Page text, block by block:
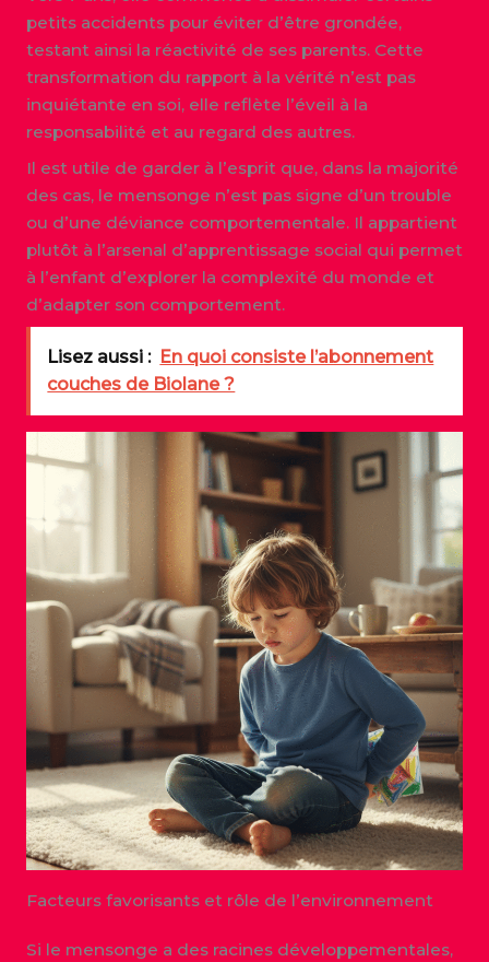
petits accidents pour éviter d’être grondée,
testant ainsi la réactivité de ses parents. Cette
transformation du rapport à la vérité n’est pas
inquiétante en soi, elle reflète l’éveil à la
responsabilité et au regard des autres.
Il est utile de garder à l’esprit que, dans la majorité
des cas, le mensonge n’est pas signe d’un trouble
ou d’une déviance comportementale. Il appartient
plutôt à l’arsenal d’apprentissage social qui permet
à l’enfant d’explorer la complexité du monde et
d’adapter son comportement.
Lisez aussi :
En quoi consiste l’abonnement
couches de Biolane ?
Facteurs favorisants et rôle de l’environnement
Si le mensonge a des racines développementales,